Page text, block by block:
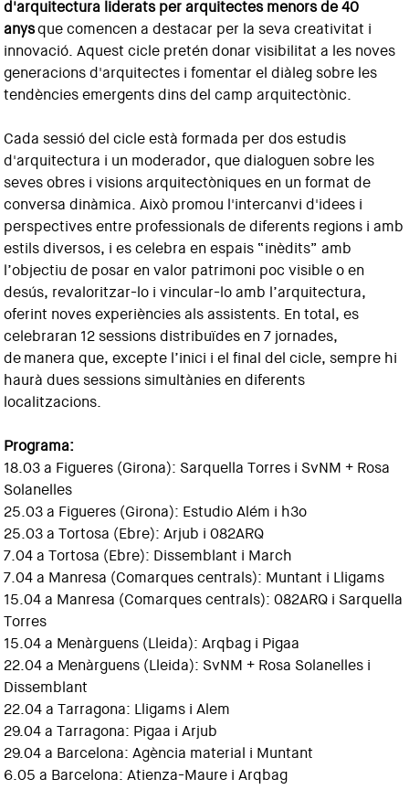
d'arquitectura liderats per arquitectes menors de 40
anysque comencen a destacar per la seva creativitat i
innovació. Aquest cicle pretén donar visibilitat a les noves
generacions d'arquitectes i fomentar el diàleg sobre les
tendències emergents dins del camp arquitectònic.
Cada sessió del cicle està formada per dos estudis
d'arquitectura i un moderador, que dialoguen sobre les
seves obres i visions arquitectòniques en un format de
conversa dinàmica. Això promou l'intercanvi d'idees i
perspectives entre professionals de diferents regions i amb
estils diversos, i es celebra en espais “inèdits” amb
l’objectiu de posar en valor patrimoni poc visible o en
desús, revaloritzar-lo i vincular-lo amb l’arquitectura,
oferint noves experiències als assistents. En total, es
celebraran 12 sessions distribuïdes en 7 jornades,
de manera que, excepte l’inici i el final del cicle, sempre hi
haurà dues sessions simultànies en diferents
localitzacions.
Programa:
18.03 a Figueres (Girona): Sarquella Torres i SvNM + Rosa
Solanelles
25.03 a Figueres (Girona): Estudio Além i h3o
25.03 a Tortosa (Ebre): Arjub i 082ARQ
7.04 a Tortosa (Ebre): Dissemblant i March
7.04 a Manresa (Comarques centrals): Muntant i Lligams
15.04 a Manresa (Comarques centrals): 082ARQ i Sarquella
Torres
15.04 a Menàrguens (Lleida): Arqbag i Pigaa
22.04 a Menàrguens (Lleida): SvNM + Rosa Solanelles i
Dissemblant
22.04 a Tarragona: Lligams i Alem
29.04 a Tarragona: Pigaa i Arjub
29.04 a Barcelona: Agència material i Muntant
6.05 a Barcelona: Atienza-Maure i Arqbag